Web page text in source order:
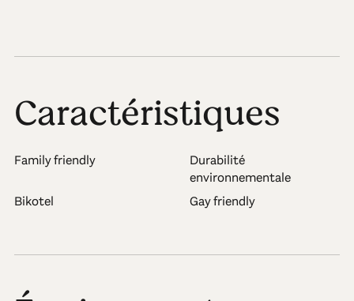
Caractéristiques
Family friendly
Durabilité
environnementale
Bikotel
Gay friendly